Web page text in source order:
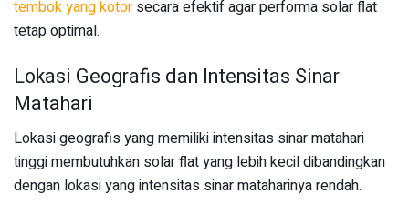
tembok yang kotor secara efektif agar performa solar flat
tetap optimal.
Lokasi Geografis dan Intensitas Sinar
Matahari
Lokasi geografis yang memiliki intensitas sinar matahari
tinggi membutuhkan solar flat yang lebih kecil dibandingkan
dengan lokasi yang intensitas sinar mataharinya rendah.